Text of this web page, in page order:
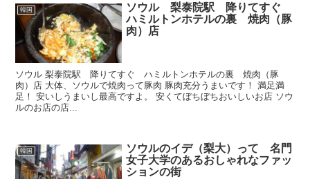
韓国
ソウル 梨泰院駅 降りてすぐ
ハミルトンホテルの裏 焼肉（豚
肉）店
ソウル 梨泰院駅 降りてすぐ ハミルトンホテルの裏 焼肉（豚
肉）店 大体、ソウルで焼肉って豚肉 豚肉充分うまいです！ 満足満
足！ 安いしうまいし最高ですよ。 安くてぼちぼちおいしいお店 ソウ
ルのお店の店...
韓国
ソウルのイデ（梨大）って 名門
女子大学のあるおしゃれなファッ
ションの街